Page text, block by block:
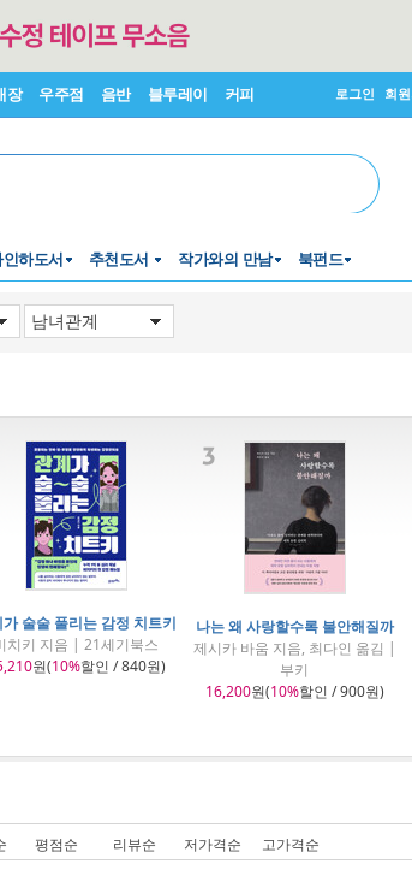
장 우주점 음반 블루레이 커피 로그인 회
인하도서 추천도서 작가와의 만남 북펀드
술술 풀리는 감정 치트키
치키 지음 | 21세기북스
원(10%할인 / 840원)
나는 왜 사랑할수록 불안해질까
제시카 바움 지음, 최다인 옮김 |
부키
16,200원(10%할인 / 900원)
평점순 리뷰순 저가격순 고가격순